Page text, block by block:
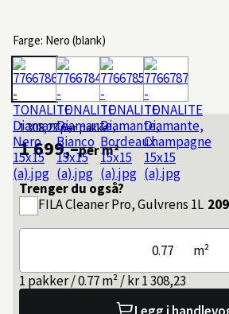
Farge: Nero (blank)
1 308,23per pakke
1 699,–per m²
Trenger du også?
FILACleaner Pro, Gulvrens 1L
m²
1 pakker / 0.77 m² / kr 1 308,23